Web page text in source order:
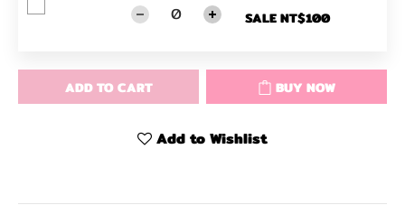
SALE NT$100
ADD TO CART BUY NOW
Add to Wishlist